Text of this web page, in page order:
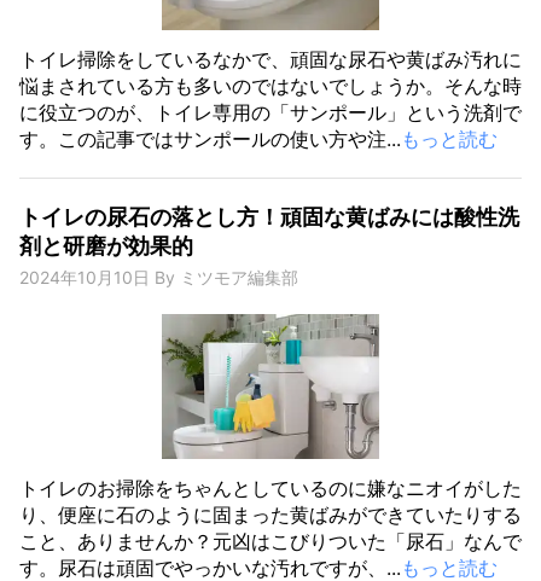
トイレ掃除をしているなかで、頑固な尿石や黄ばみ汚れに
悩まされている方も多いのではないでしょうか。そんな時
に役立つのが、トイレ専用の「サンポール」という洗剤で
す。この記事ではサンポールの使い方や注... もっと読む
トイレの尿石の落とし方！頑固な黄ばみには酸性洗
剤と研磨が効果的
2024年10月10日 By ミツモア編集部
トイレのお掃除をちゃんとしているのに嫌なニオイがした
り、便座に石のように固まった黄ばみができていたりする
こと、ありませんか？元凶はこびりついた「尿石」なんで
す。尿石は頑固でやっかいな汚れですが、... もっと読む